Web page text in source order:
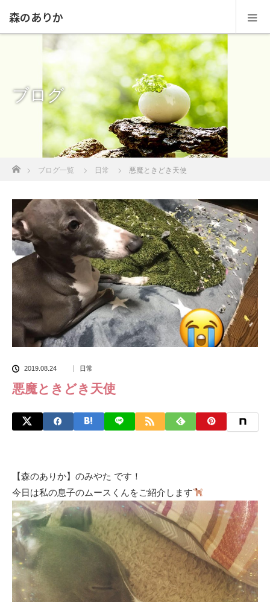
森のありか
ブログ
ブログ一覧 日常 悪魔ときどき天使
2019.08.24 日常
悪魔ときどき天使
【森のありか】のみやた です！
今日は私の息子のムースくんをご紹介します